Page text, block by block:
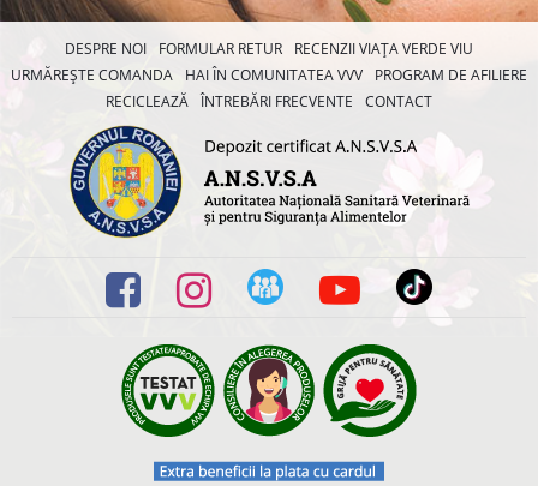
DESPRE NOI FORMULAR RETUR
RECENZII VIAȚA VERDE VIU
URMĂREȘTE COMANDA
HAI ÎN COMUNITATEA VVV
PROGRAM DE AFILIERE
RECICLEAZĂ ÎNTREBĂRI FRECVENTE CONTACT